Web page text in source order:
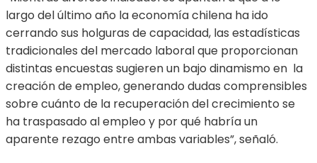
largo del último año la economía chilena ha ido
cerrando sus holguras de capacidad, las estadísticas
tradicionales del mercado laboral que proporcionan
distintas encuestas sugieren un bajo dinamismo en la
creación de empleo, generando dudas comprensibles
sobre cuánto de la recuperación del crecimiento se
ha traspasado al empleo y por qué habría un
aparente rezago entre ambas variables”, señaló.